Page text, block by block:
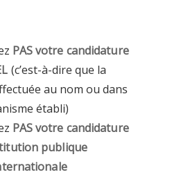
PAS votre candidature
(c’est-à-dire que la
au nom ou dans
établi)
PAS votre candidature
publique